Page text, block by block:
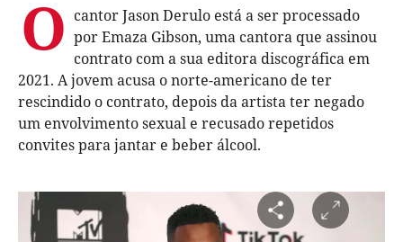
O cantor Jason Derulo está a ser processado
por Emaza Gibson, uma cantora que assinou
contrato com a sua editora discográfica em
2021. A jovem acusa o norte-americano de ter
rescindido o contrato, depois da artista ter negado
um envolvimento sexual e recusado repetidos
convites para jantar e beber álcool.